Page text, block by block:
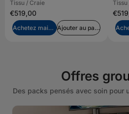
Tissu / Craie
€519,00
Achetez maintenant Ajouter au panier
Tissu
Offres
Des packs pensés avec soin pour